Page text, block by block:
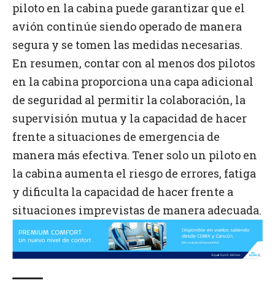
piloto en la cabina puede garantizar que el
avión continúe siendo operado de manera
segura y se tomen las medidas necesarias.
En resumen, contar con al menos dos pilotos
en la cabina proporciona una capa adicional
de seguridad al permitir la colaboración, la
supervisión mutua y la capacidad de hacer
frente a situaciones de emergencia de
manera más efectiva. Tener solo un piloto en
la cabina aumenta el riesgo de errores, fatiga
y dificulta la capacidad de hacer frente a
situaciones imprevistas de manera adecuada.